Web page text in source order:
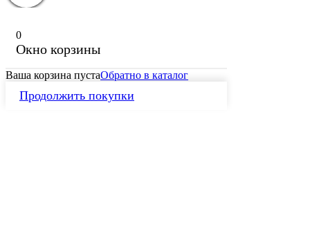
0
Окно корзины
Ваша корзина пустаОбратно в каталог
Продолжить покупки